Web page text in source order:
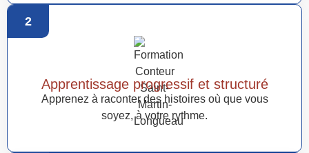
2
Apprentissage progressif et structuré
Apprenez à raconter des histoires où que vous
soyez, à votre rythme.